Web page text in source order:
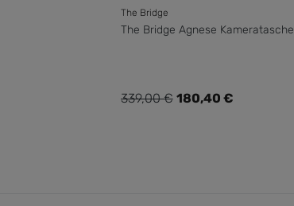
The Bridge
The Bridge Agnese Kameratasche
Verkaufspreis:
180,40 €
Regulärer Preis:
339,00 €